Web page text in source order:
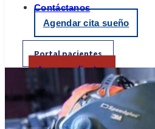
Contáctanos
Agendar cita sueño
Portal pacientes
Acceso a clientes